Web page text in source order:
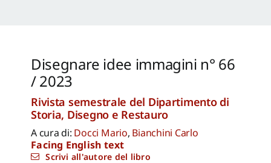
Disegnare idee immagini n° 66
/ 2023
Rivista semestrale del Dipartimento di
Storia, Disegno e Restauro
A cura di: Docci Mario, Bianchini Carlo
Facing English text
Scrivi all'autore del libro